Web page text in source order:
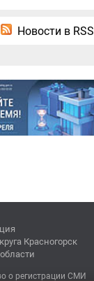
Новости в RSS
Красногорск
о регистрации СМИ